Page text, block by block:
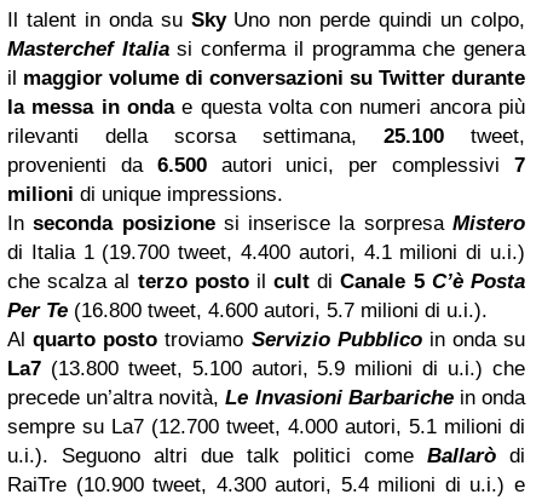
Il talent in onda su SkyUno non perde quindi un colpo,
Masterchef Italiasi conferma il programma che genera
il maggior volume di conversazioni su Twitter durante
la messa in ondae questa volta con numeri ancora più
rilevanti della scorsa settimana, 25.100 tweet,
provenienti da 6.500autori unici, per complessivi7
milioni di unique impressions.
Inseconda posizionesi inserisce la sorpresaMistero
di Italia 1 (19.700 tweet, 4.400 autori, 4.1 milioni di u.i.)
che scalza al terzo postoilcult diCanale 5 C’è Posta
Per Te (16.800 tweet, 4.600 autori, 5.7 milioni di u.i.).
Alquarto posto troviamo Servizio Pubblicoin onda su
La7 (13.800 tweet, 5.100 autori, 5.9 milioni di u.i.) che
precede un’altra novità,Le Invasioni Barbarichein onda
sempre su La7 (12.700 tweet, 4.000 autori, 5.1 milioni di
u.i.). Seguono altri due talk politici come Ballarò di
RaiTre (10.900 tweet, 4.300 autori, 5.4 milioni di u.i.) e